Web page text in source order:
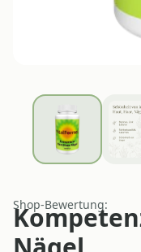
Shop-Bewertung: